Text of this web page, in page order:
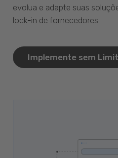
evolua e adapte suas
lock-in de fornecedores.
Implemente sem